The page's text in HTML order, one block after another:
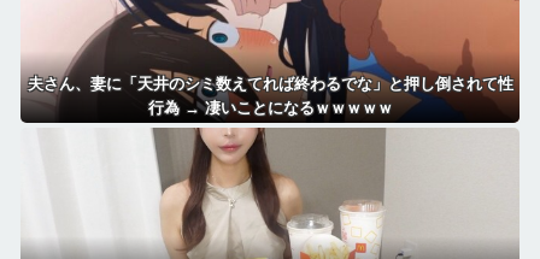
夫さん、妻に「天井のシミ数えてれば終わるでな」と押し倒されて性
行為 → 凄いことになるｗｗｗｗｗ